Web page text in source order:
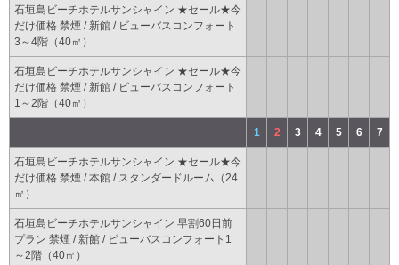
石垣島ビーチホテルサンシャイン ★セール★今
だけ価格 禁煙 / 新館 / ビューバスコンフォート
3～4階（40㎡）
石垣島ビーチホテルサンシャイン ★セール★今
だけ価格 禁煙 / 新館 / ビューバスコンフォート
1～2階（40㎡）
1 2 3 4 5 6 7
石垣島ビーチホテルサンシャイン ★セール★今
だけ価格 禁煙 / 本館 / スタンダードルーム（24
㎡）
石垣島ビーチホテルサンシャイン 早割60日前
プラン 禁煙 / 新館 / ビューバスコンフォート1
～2階（40㎡）